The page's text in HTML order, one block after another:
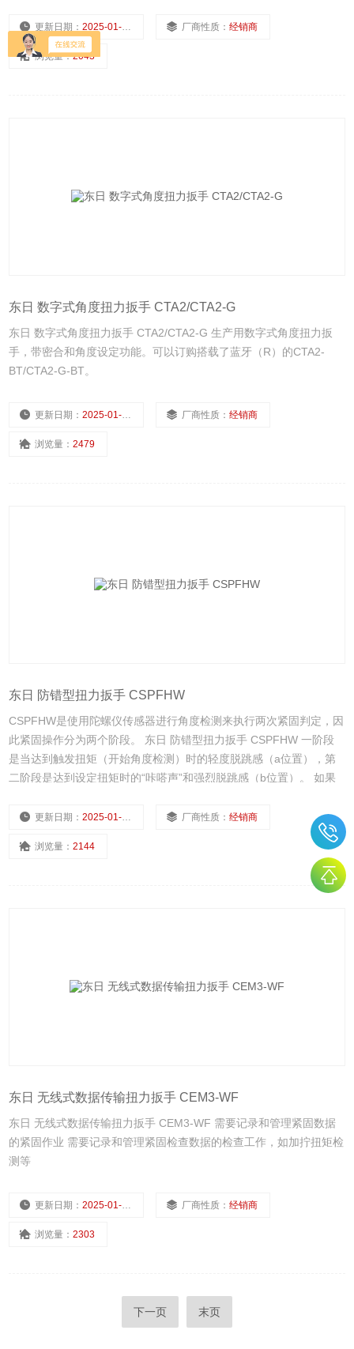
更新日期：2025-01-10 厂商性质：经销商
浏览量：2043
东日 数字式角度扭力扳手 CTA2/CTA2-G
东日 数字式角度扭力扳手 CTA2/CTA2-G 生产用数字式角度扭力扳
手，带密合和角度设定功能。可以订购搭载了蓝牙（R）的CTA2-
BT/CTA2-G-BT。
更新日期：2025-01-10 厂商性质：经销商
浏览量：2479
东日 防错型扭力扳手 CSPFHW
CSPFHW是使用陀螺仪传感器进行角度检测来执行两次紧固判定，因
此紧固操作分为两个阶段。 东日 防错型扭力扳手 CSPFHW 一阶段
是当达到触发扭矩（开始角度检测）时的轻度脱跳感（a位置），第
二阶段是达到设定扭矩时的“咔嗒声”和强烈脱跳感（b位置）。 如果
固，结果为NG。
更新日期：2025-01-10 厂商性质：经销商
浏览量：2144
东日 无线式数据传输扭力扳手 CEM3-WF
东日 无线式数据传输扭力扳手 CEM3-WF 需要记录和管理紧固数据
的紧固作业 需要记录和管理紧固检查数据的检查工作，如加拧扭矩检
测等
更新日期：2025-01-10 厂商性质：经销商
浏览量：2303
下一页 末页